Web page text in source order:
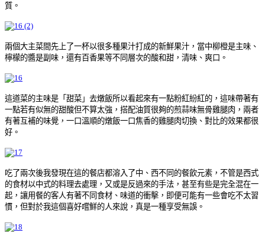
質。
兩個大主菜間先上了一杯以很多種果汁打成的新鮮果汁，當中柳橙是主味、
檸檬的醬是副味，還有百香果等不同層次的酸和甜，清味、爽口。
這道菜的主味是「甜菜」去燉飯所以看起來有一點粉紅紛紅的，這味帶著有
一點若有似無的甜酸但不算太強，搭配油質很夠的煎蒜味無骨雞腿肉，兩者
有著互補的味覺，一口溫順的燉飯一口焦香的雞腿肉切換、對比的效果都很
好。
吃了兩次後我發現在這的餐店都溶入了中、西不同的餐飲元素，不管是西式
的食材以中式的料理去處理，又或是反過來的手法，甚至有些是完全混在一
起，讓用餐的客人有著不同食材、味道的衝擊，即便可能有一些會吃不太習
慣，但對於我這個喜好嚐鮮的人來說，真是一種享受無誤。